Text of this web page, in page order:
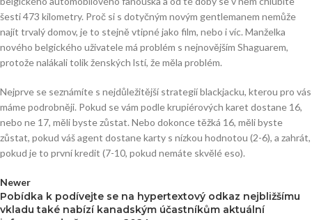
šesti 473 kilometry. Proč si s dotyčným novým gentlemanem nemůže
najít trvalý domov, je to stejně vtipné jako film, nebo i víc. Manželka
nového belgického uživatele má problém s nejnovějším Shaguarem,
protože nalákali tolik ženských lstí, že měla problém.
Nejprve se seznámíte s nejdůležitější strategií blackjacku, kterou pro vás
máme podrobněji. Pokud se vám podle krupiérových karet dostane 16,
nebo ne 17, měli byste zůstat. Nebo dokonce těžká 16, měli byste
zůstat, pokud váš agent dostane karty s nízkou hodnotou (2-6), a zahrát,
pokud je to první kredit (7-10, pokud nemáte skvělé eso).
Newer
Pobídka k podívejte se na hypertextový odkaz nejbližšímu
vkladu také nabízí kanadským účastníkům aktuální